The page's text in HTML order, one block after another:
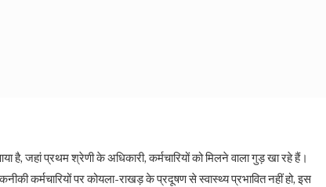
जहां प्रथम श्रेणी के अधिकारी, कर्मचारियों को मिलने वाला गुड़ खा रहे हैं।
कर्मचारियों पर कोयला-राखड़ के प्रदूषण से स्वास्थ्य प्रभावित नहीं हो, इस